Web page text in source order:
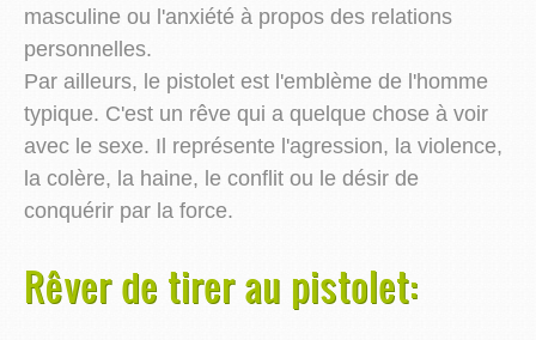
masculine ou l'anxiété à propos des relations
personnelles.
Par ailleurs, le pistolet est l'emblème de l'homme
typique. C'est un rêve qui a quelque chose à voir
avec le sexe. Il représente l'agression, la violence,
la colère, la haine, le conflit ou le désir de
conquérir par la force.
Rêver de tirer au pistolet: